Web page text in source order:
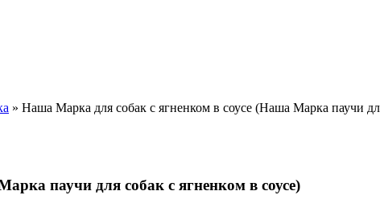
» Наша Марка для собак с ягненком в соусе (Наша Марка паучи
паучи для собак с ягненком в соусе)